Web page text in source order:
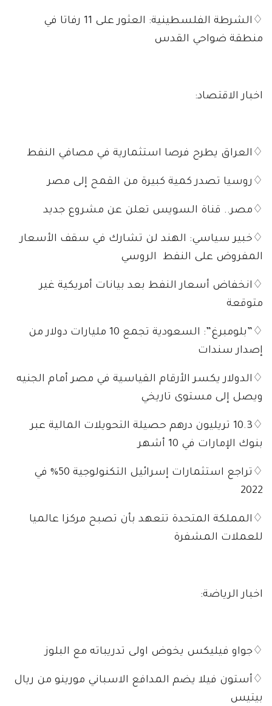
♢الشرطة الفلسطينية: العثور على 11 رفاتا في
منطقة ضواحي القدس
اخبار الاقتصاد:
♢العراق يطرح فرصا استثمارية في مصافي النفط
♢روسيا تصدر كمية كبيرة من القمح إلى مصر
♢مصر.. قناة السويس تعلن عن مشروع جديد
♢خبير سياسي: الهند لن تشارك في سقف الأسعار
المفروض على النفط الروسي
♢انخفاض أسعار النفط بعد بيانات أمريكية غير
متوقعة
♢”بلومبرغ”: السعودية تجمع 10 مليارات دولار من
إصدار سندات
♢الدولار يكسر الأرقام القياسية في مصر أمام الجنيه
ويصل إلى مستوى تاريخي
♢10.3 تريليون درهم حصيلة التحويلات المالية عبر
بنوك الإمارات في 10 أشهر
♢تراجع استثمارات إسرائيل التكنولوجية 50% في
2022
♢المملكة المتحدة تتعهد بأن تصبح مركزا عالميا
للعملات المشفرة
اخبار الرياضة:
♢جواو فيليكس يخوض اولى تدريباته مع البلوز
♢أستون فيلا يضم المدافع الاسباني مورينو من ريال
بيتيس